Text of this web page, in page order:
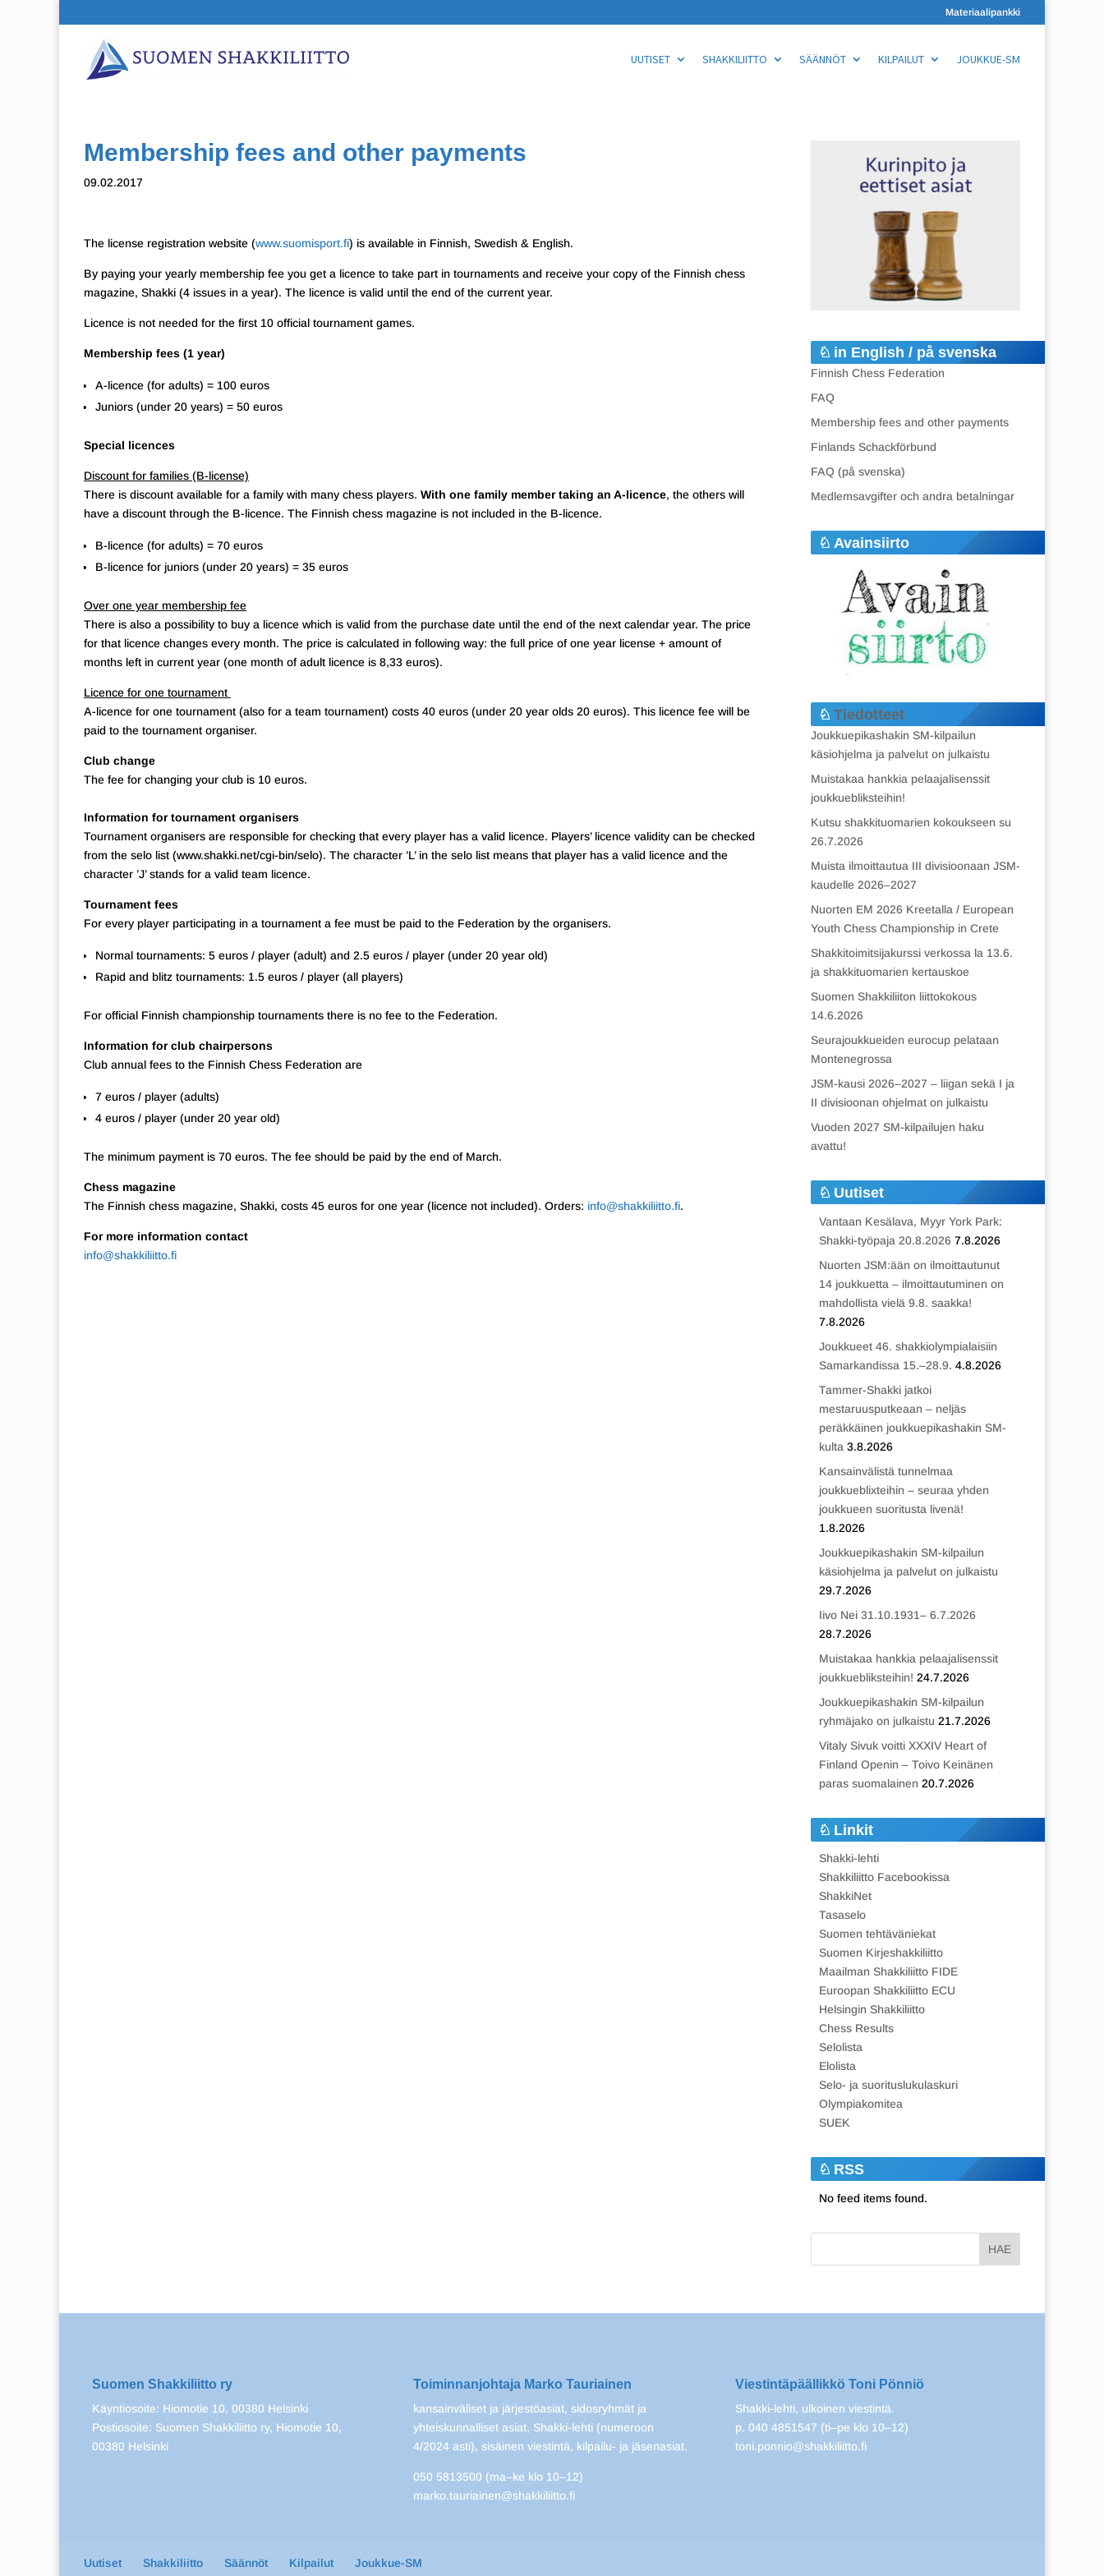
Materiaalipankki
UUTISET SHAKKILIITTO SÄÄNNÖT KILPAILUT JOUKKUE-SM
Membership fees and other payments
09.02.2017
The license registration website (www.suomisport.fi) is available in Finnish, Swedish & English.
By paying your yearly membership fee you get a licence to take part in tournaments and receive your copy of the Finnish chess
magazine, Shakki (4 issues in a year). The licence is valid until the end of the current year.
Licence is not needed for the first 10 official tournament games.
Membership fees (1 year)
A-licence (for adults) = 100 euros
Juniors (under 20 years) = 50 euros
Special licences
Discount for families (B-license)
There is discount available for a family with many chess players. With one family member taking an A-licence, the others will
have a discount through the B-licence. The Finnish chess magazine is not included in the B-licence.
B-licence (for adults) = 70 euros
B-licence for juniors (under 20 years) = 35 euros
Over one year membership fee
There is also a possibility to buy a licence which is valid from the purchase date until the end of the next calendar year. The price
for that licence changes every month. The price is calculated in following way: the full price of one year license + amount of
months left in current year (one month of adult licence is 8,33 euros).
Licence for one tournament
A-licence for one tournament (also for a team tournament) costs 40 euros (under 20 year olds 20 euros). This licence fee will be
paid to the tournament organiser.
Club change
The fee for changing your club is 10 euros.
Information for tournament organisers
Tournament organisers are responsible for checking that every player has a valid licence. Players’ licence validity can be checked
from the selo list (www.shakki.net/cgi-bin/selo). The character ’L’ in the selo list means that player has a valid licence and the
character ’J’ stands for a valid team licence.
Tournament fees
For every player participating in a tournament a fee must be paid to the Federation by the organisers.
Normal tournaments: 5 euros / player (adult) and 2.5 euros / player (under 20 year old)
Rapid and blitz tournaments: 1.5 euros / player (all players)
For official Finnish championship tournaments there is no fee to the Federation.
Information for club chairpersons
Club annual fees to the Finnish Chess Federation are
7 euros / player (adults)
4 euros / player (under 20 year old)
The minimum payment is 70 euros. The fee should be paid by the end of March.
Chess magazine
The Finnish chess magazine, Shakki, costs 45 euros for one year (licence not included). Orders: info@shakkiliitto.fi.
For more information contact
info@shakkiliitto.fi
in English / på svenska
Finnish Chess Federation
FAQ
Membership fees and other payments
Finlands Schackförbund
FAQ (på svenska)
Medlemsavgifter och andra betalningar
Avainsiirto
Tiedotteet
Joukkuepikashakin SM-kilpailun
käsiohjelma ja palvelut on julkaistu
Muistakaa hankkia pelaajalisenssit
joukkuebliksteihin!
Kutsu shakkituomarien kokoukseen su
26.7.2026
Muista ilmoittautua III divisioonaan JSM-
kaudelle 2026–2027
Nuorten EM 2026 Kreetalla / European
Youth Chess Championship in Crete
Shakkitoimitsijakurssi verkossa la 13.6.
ja shakkituomarien kertauskoe
Suomen Shakkiliiton liittokokous
14.6.2026
Seurajoukkueiden eurocup pelataan
Montenegrossa
JSM-kausi 2026–2027 – liigan sekä I ja
II divisioonan ohjelmat on julkaistu
Vuoden 2027 SM-kilpailujen haku
avattu!
Uutiset
Vantaan Kesälava, Myyr York Park:
Shakki-työpaja 20.8.2026 7.8.2026
Nuorten JSM:ään on ilmoittautunut
14 joukkuetta – ilmoittautuminen on
mahdollista vielä 9.8. saakka!
7.8.2026
Joukkueet 46. shakkiolympialaisiin
Samarkandissa 15.–28.9. 4.8.2026
Tammer-Shakki jatkoi
mestaruusputkeaan – neljäs
peräkkäinen joukkuepikashakin SM-
kulta 3.8.2026
Kansainvälistä tunnelmaa
joukkueblixteihin – seuraa yhden
joukkueen suoritusta livenä!
1.8.2026
Joukkuepikashakin SM-kilpailun
käsiohjelma ja palvelut on julkaistu
29.7.2026
Iivo Nei 31.10.1931– 6.7.2026
28.7.2026
Muistakaa hankkia pelaajalisenssit
joukkuebliksteihin! 24.7.2026
Joukkuepikashakin SM-kilpailun
ryhmäjako on julkaistu 21.7.2026
Vitaly Sivuk voitti XXXIV Heart of
Finland Openin – Toivo Keinänen
paras suomalainen 20.7.2026
Linkit
Shakki-lehti
Shakkiliitto Facebookissa
ShakkiNet
Tasaselo
Suomen tehtäväniekat
Suomen Kirjeshakkiliitto
Maailman Shakkiliitto FIDE
Euroopan Shakkiliitto ECU
Helsingin Shakkiliitto
Chess Results
Selolista
Elolista
Selo- ja suorituslukulaskuri
Olympiakomitea
SUEK
RSS
No feed items found.
Suomen Shakkiliitto ry
Käyntiosoite: Hiomotie 10, 00380 Helsinki
Postiosoite: Suomen Shakkiliitto ry, Hiomotie 10,
00380 Helsinki
Toiminnanjohtaja Marko Tauriainen
kansainväliset ja järjestöasiat, sidosryhmät ja
yhteiskunnalliset asiat, Shakki-lehti (numeroon
4/2024 asti), sisäinen viestintä, kilpailu- ja jäsenasiat.
050 5813500 (ma–ke klo 10–12)
marko.tauriainen@shakkiliitto.fi
Viestintäpäällikkö Toni Pönniö
Shakki-lehti, ulkoinen viestintä.
p. 040 4851547 (ti–pe klo 10–12)
toni.ponnio@shakkiliitto.fi
Uutiset Shakkiliitto Säännöt Kilpailut Joukkue-SM